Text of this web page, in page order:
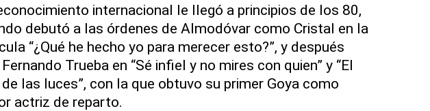
internacional le llegó a principios de los 80,
debutó a las órdenes de Almodóvar como Cristal en la
“¿Qué he hecho yo para merecer esto?”, y después
Trueba en “Sé infiel y no mires con quien” y “El
las luces”, con la que obtuvo su primer Goya como
actriz de reparto.